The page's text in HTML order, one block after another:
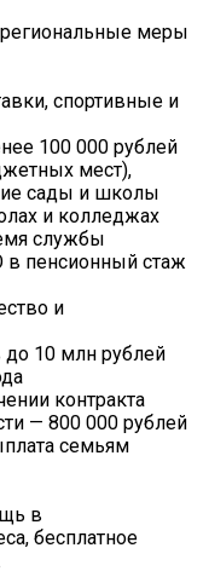
меры
спортивные и
100 000 рублей
мест),
сады и школы
и колледжах
службы
в пенсионный стаж
и
до 10 млн рублей
контракта
— 800 000 рублей
семьям
в
бесплатное